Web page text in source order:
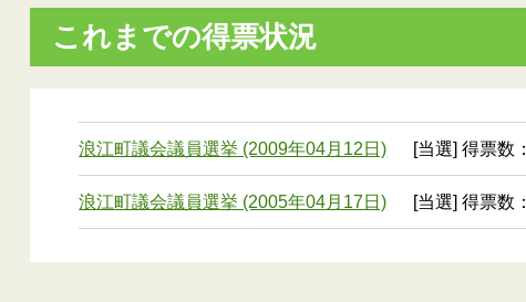
これまでの得票状況
浪江町議会議員選挙 (2009年04月12日) [当選] 得票数
浪江町議会議員選挙 (2005年04月17日) [当選] 得票数